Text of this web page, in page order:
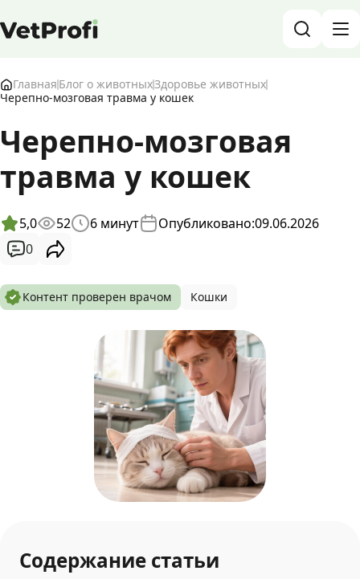
База знаний о животных и ветеринарии
Форум
Главная Блог о животныхЗдоровье животных
Черепно-мозговая травма у кошек
Черепно-мозговая
травма у кошек
5,0 52 6 минут Опубликовано:09.06.2026
0
Контент проверен врачом Кошки
Содержание статьи